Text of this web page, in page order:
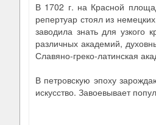
В 1702 г. на Красной
репертуар стоял из
заводила знать для узкого
различных академий,
Славяно-греко-латинская
В петровскую эпоху
искусство. Завоевывает